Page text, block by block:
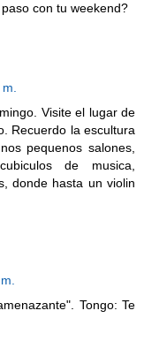
con tu weekend?
Visite el lugar de
Recuerdo la escultura
pequenos salones,
de musica,
donde hasta un violin
Tongo: Te